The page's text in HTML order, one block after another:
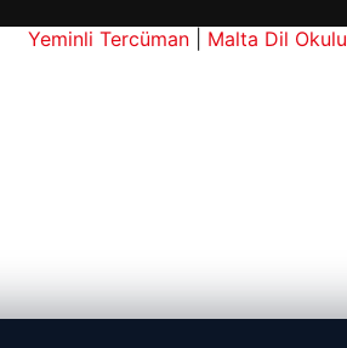
Yeminli Tercüman Malta Dil Okulu